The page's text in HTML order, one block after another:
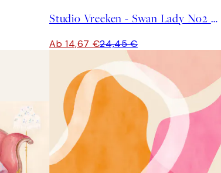
Studio Vreeken - Swan Lady No2 Poster
Ab 14,67 €24,45 €